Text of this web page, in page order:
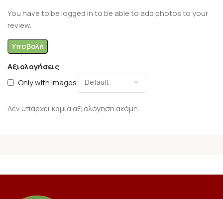
Αξιολογήσεις
Only with images
Δεν υπάρχει καμία αξιολόγηση ακόμη.
You have to be logged in to be able to add photos to your
review.